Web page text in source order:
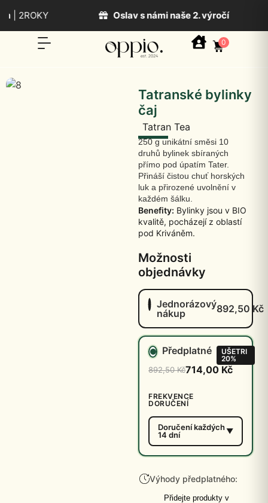
| 2ROKY Oslav s námi naše 2. výročí
0
Tatranské bylinky
čaj
Tatran Tea
250 g unikátní směsi 10
druhů bylinek sbíraných
přímo pod úpatím Tater.
Přináší čistou chuť horských
luk a přirozené uvolnění v
každém šálku.
Benefity: Bylinky jsou v BIO
kvalitě, pocházejí z oblastí
pod Kriváněm.
Možnosti
objednávky
Jednorázový
nákup
892,50 Kč
Předplatné
UŠETRI
20%
714,00 Kč
892,50 Kč
FREKVENCE
DORUČENÍ
Doručení každých
14 dní
Výhody předplatného:
Přidejte produkty v